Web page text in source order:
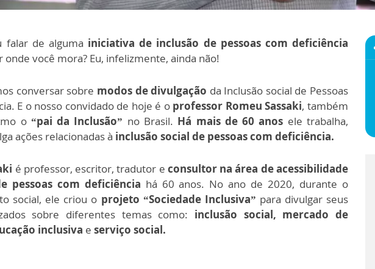
falar de alguma iniciativa de inclusão de pessoas com deficiência
onde você mora? Eu, infelizmente, ainda não!
conversar sobre modos de divulgação da Inclusão social de Pessoas
E o nosso convidado de hoje é o professor Romeu Sassaki, também
o “pai da Inclusão” no Brasil. Há mais de 60 anos ele trabalha,
ações relacionadas à inclusão social de pessoas com deficiência.
é professor, escritor, tradutor e consultor na área de acessibilidade
pessoas com deficiência há 60 anos. No ano de 2020, durante o
social, ele criou o projeto “Sociedade Inclusiva” para divulgar seus
sobre diferentes temas como: inclusão social, mercado de
inclusiva e serviço social.